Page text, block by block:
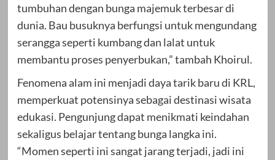
tumbuhan dengan bunga majemuk terbesar di
dunia. Bau busuknya berfungsi untuk mengundang
serangga seperti kumbang dan lalat untuk
membantu proses penyerbukan,” tambah Khoirul.
Fenomena alam ini menjadi daya tarik baru di KRL,
memperkuat potensinya sebagai destinasi wisata
edukasi. Pengunjung dapat menikmati keindahan
sekaligus belajar tentang bunga langka ini.
“Momen seperti ini sangat jarang terjadi, jadi ini